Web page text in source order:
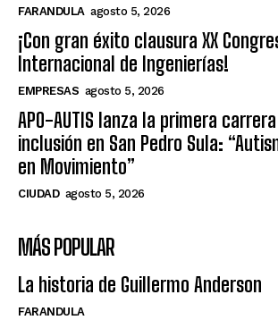
FARANDULA agosto 5, 2026
¡Con gran éxito clausura XX
Internacional de Ingenierías!
EMPRESAS agosto 5, 2026
APO-AUTIS lanza la primera
inclusión en San Pedro Sula:
en Movimiento”
CIUDAD agosto 5, 2026
MÁS POPULAR
La historia de Guillermo Anderson
FARANDULA